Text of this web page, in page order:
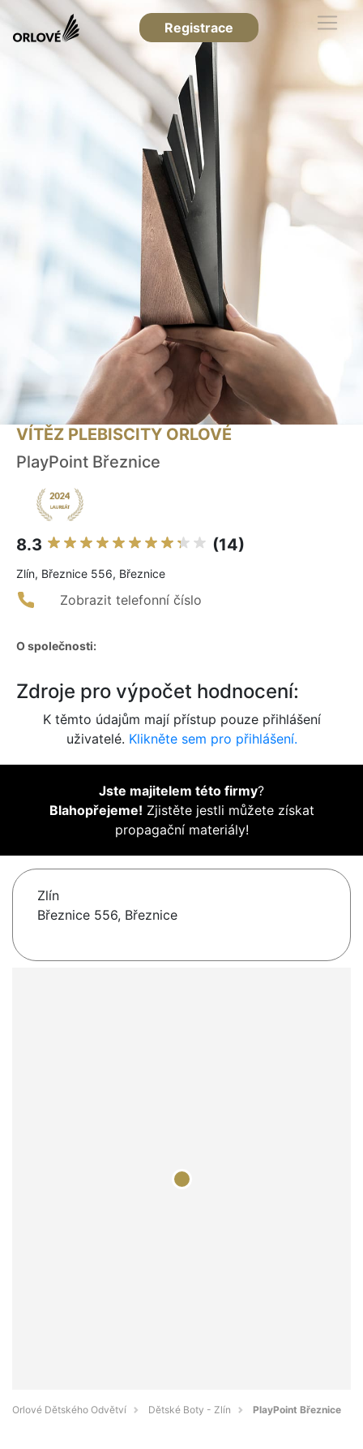
Registrace
VÍTĚZ PLEBISCITY ORLOVÉ
PlayPoint Březnice
8.3 (14)
Zlín, Březnice 556, Březnice
Zobrazit telefonní číslo
O společnosti:
Zdroje pro výpočet hodnocení:
K těmto údajům mají přístup pouze přihlášení
uživatelé. Klikněte sem pro přihlášení.
Jste majitelem této firmy?
Blahopřejeme! Zjistěte jestli můžete získat
propagační materiály!
Zlín
Březnice 556, Březnice
Orlové Dětského Odvětví Dětské Boty - Zlín PlayPoint Březnice